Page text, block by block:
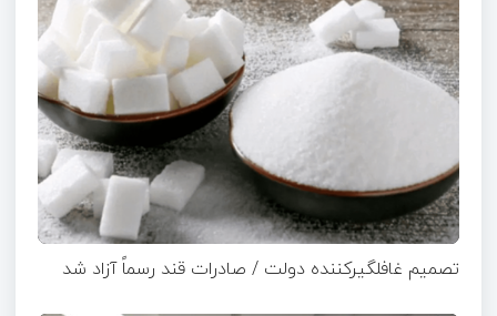
تصمیم غافلگیرکننده دولت / صادرات قند رسماً آزاد شد